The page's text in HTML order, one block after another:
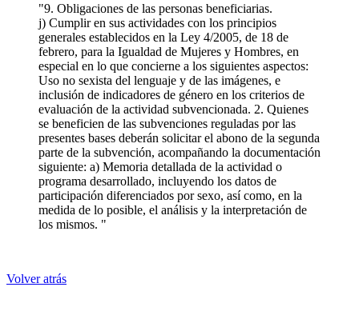
"9. Obligaciones de las personas beneficiarias.
j) Cumplir en sus actividades con los principios
generales establecidos en la Ley 4/2005, de 18 de
febrero, para la Igualdad de Mujeres y Hombres, en
especial en lo que concierne a los siguientes aspectos:
Uso no sexista del lenguaje y de las imágenes, e
inclusión de indicadores de género en los criterios de
evaluación de la actividad subvencionada. 2. Quienes
se beneficien de las subvenciones reguladas por las
presentes bases deberán solicitar el abono de la segunda
parte de la subvención, acompañando la documentación
siguiente: a) Memoria detallada de la actividad o
programa desarrollado, incluyendo los datos de
participación diferenciados por sexo, así como, en la
medida de lo posible, el análisis y la interpretación de
los mismos. "
Volver atrás